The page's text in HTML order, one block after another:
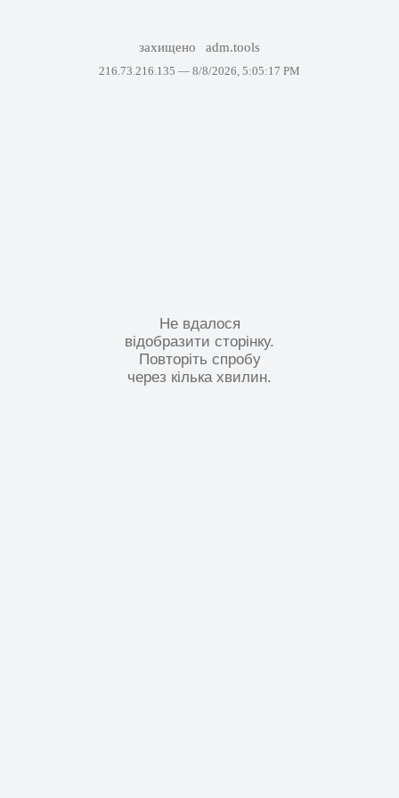
захищено adm.tools
216.73.216.135 — 8/8/2026, 5:05:17 PM
Не вдалося
відобразити сторінку.
Повторіть спробу
через кілька хвилин.